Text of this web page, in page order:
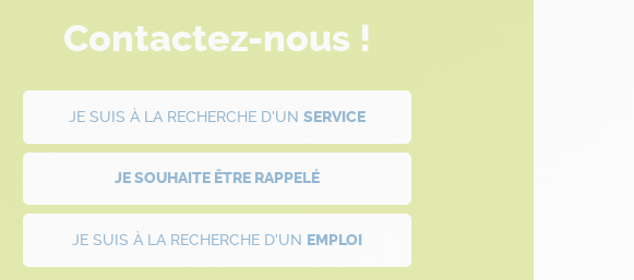
Contactez-nous !
JE SUIS À LA RECHERCHE D'UN SERVICE
JE SOUHAITE ÊTRE RAPPELÉ
JE SUIS À LA RECHERCHE D'UN EMPLOI